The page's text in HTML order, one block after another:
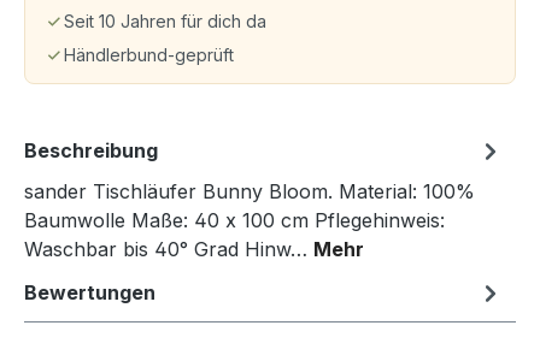
Seit 10 Jahren für dich da
Händlerbund-geprüft
Beschreibung
sander Tischläufer Bunny Bloom. Material: 100%
Baumwolle Maße: 40 x 100 cm Pflegehinweis:
Waschbar bis 40° Grad Hinw… Mehr
Bewertungen